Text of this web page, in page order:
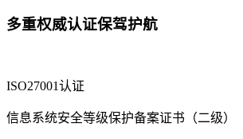
多重权威认证保驾护航
ISO27001认证
信息系统安全等级保护备案证书（二级）